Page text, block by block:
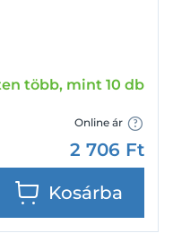
több, mint 10 db
Online ár
2 706 Ft
Kosárba